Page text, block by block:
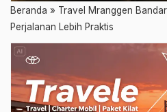
Beranda » Travel Mranggen
Perjalanan Lebih Praktis